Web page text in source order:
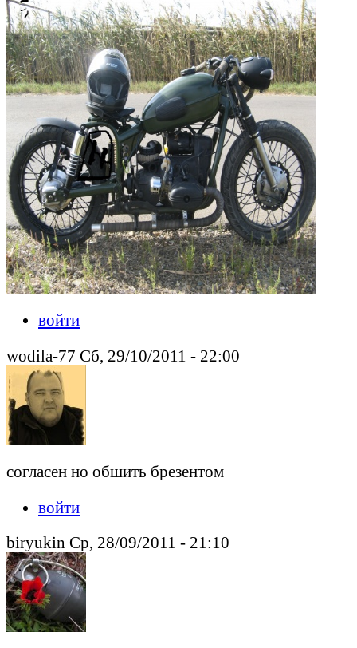
войти
wodila-77 Сб, 29/10/2011 - 22:00
согласен но обшить брезентом
войти
biryukin Ср, 28/09/2011 - 21:10